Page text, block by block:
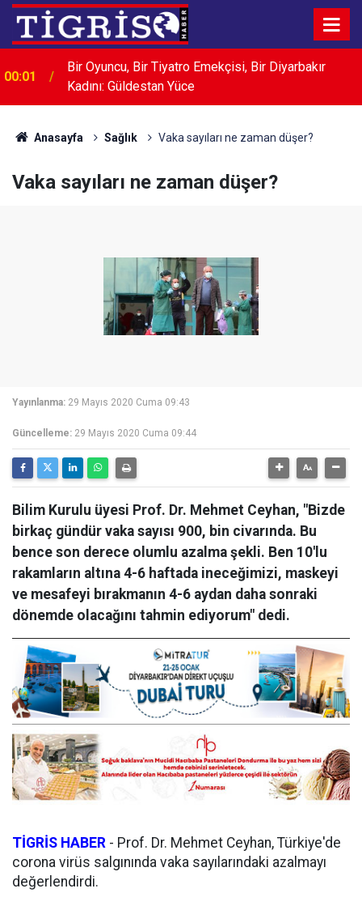
00:01
Bir Oyuncu, Bir Tiyatro Emekçisi, Bir Diyarbakır
Kadını: Güldestan Yüce
Anasayfa Sağlık Vaka sayıları ne zaman düşer?
Vaka sayıları ne zaman düşer?
Yayınlanma: 29 Mayıs 2020 Cuma 09:43
Güncelleme: 29 Mayıs 2020 Cuma 09:44
Bilim Kurulu üyesi Prof. Dr. Mehmet Ceyhan, "Bizde
birkaç gündür vaka sayısı 900, bin civarında. Bu
bence son derece olumlu azalma şekli. Ben 10'lu
rakamların altına 4-6 haftada ineceğimizi, maskeyi
ve mesafeyi bırakmanın 4-6 aydan daha sonraki
dönemde olacağını tahmin ediyorum" dedi.
TİGRİS HABER - Prof. Dr. Mehmet Ceyhan, Türkiye'de
corona virüs salgınında vaka sayılarındaki azalmayı
değerlendirdi.